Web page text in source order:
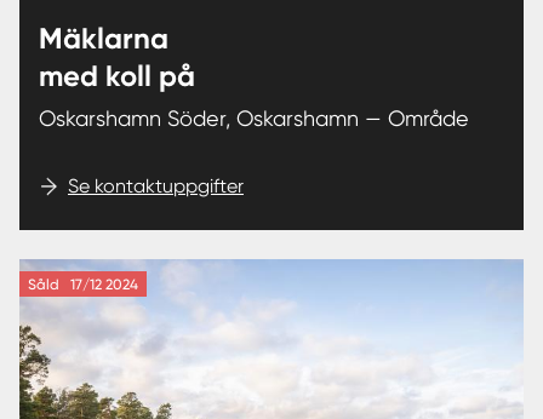
Mäklarna
med koll på
Oskarshamn Söder, Oskarshamn — Område
Se kontaktuppgifter
Såld 17/12 2024